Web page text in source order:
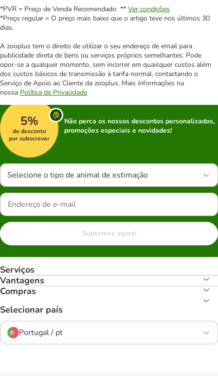
*PVR = Preço de Venda Recomendado ** Ver condições
*Preço regular = O preço mais baixo que o artigo teve nos últimos 30
dias.
A zooplus tem o direito de utilizar o seu endereço de email para
publicidade direta de bens ou serviços próprios semelhantes. Pode
opor-se a qualquer momento, sem incorrer em quaisquer custos além
dos custos básicos de transmissão à tarifa normal, contactando o
Serviço de Apoio ao Cliente da zooplus. Mais informações na
nossa Política de Privacidade
5%
de desconto
por subscrever
Não perca os nossos descontos personalizados,
promoções especiais e novidades!
Selecione o tipo de animal de estimação
Subscreva agora!
Serviços
Vantagens
Compras
Selecionar país
Portugal / pt